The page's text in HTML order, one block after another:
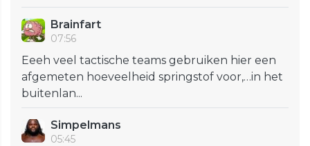
Brainfart
07:56
Eeeh veel tactische teams gebruiken hier een
afgemeten hoeveelheid springstof voor,…in het
buitenlan...
Simpelmans
05:45